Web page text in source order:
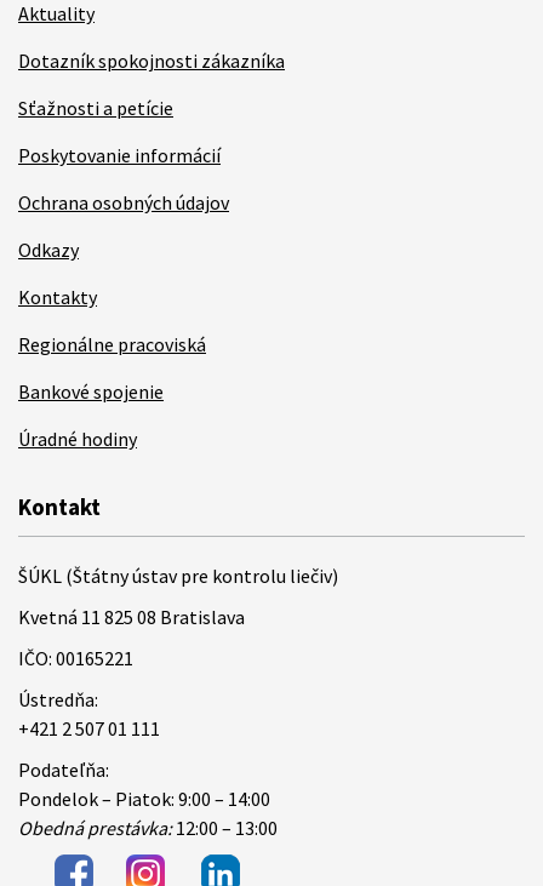
Aktuality
Dotazník spokojnosti zákazníka
Sťažnosti a petície
Poskytovanie informácií
Ochrana osobných údajov
Odkazy
Kontakty
Regionálne pracoviská
Bankové spojenie
Úradné hodiny
Kontakt
ŠÚKL (Štátny ústav pre kontrolu liečiv)
Kvetná 11 825 08 Bratislava
IČO: 00165221
Ústredňa:
+421 2 507 01 111
Podateľňa:
Pondelok – Piatok: 9:00 – 14:00
Obedná prestávka:12:00 – 13:00